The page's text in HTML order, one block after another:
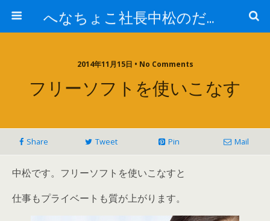
へなちょこ社長中松のだるだる日記
2014年11月15日 • No Comments
フリーソフトを使いこなす
Share Tweet Pin Mail
中松です。フリーソフトを使いこなすと
仕事もプライベートも質が上がります。